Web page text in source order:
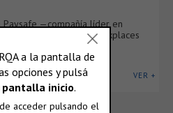
Paysafe —compañía líder en
confió en Contract Workplaces
VER +